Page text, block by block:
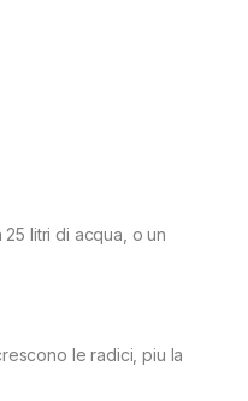
litri di acqua, o un
le radici, piu la